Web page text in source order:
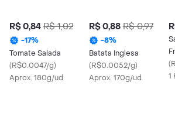
R$ 0,84 R$ 1,02
-17%
Tomate Salada
(R$0.0047/g)
Aprox. 180g/ud
R$ 0,88 R$ 0,97
-8%
Batata Inglesa
(R$0.0052/g)
Aprox. 170g/ud
(
1